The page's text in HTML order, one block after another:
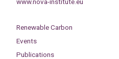
Renewable Carbon
Events
Publications